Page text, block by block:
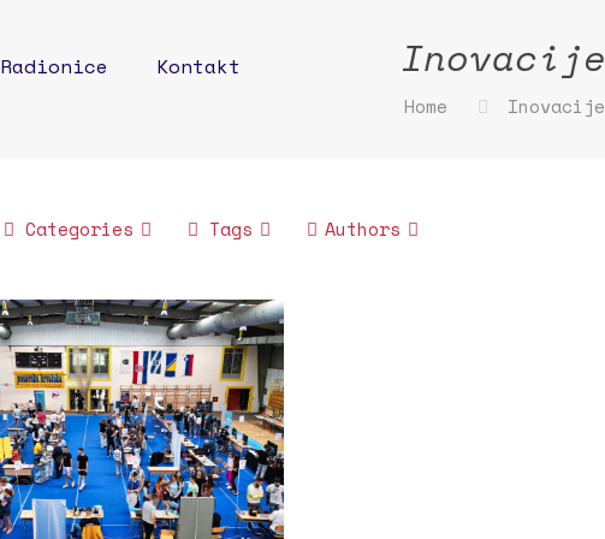
Radionice Kontakt Inovacije
Home Inovacije
Categories Tags Authors